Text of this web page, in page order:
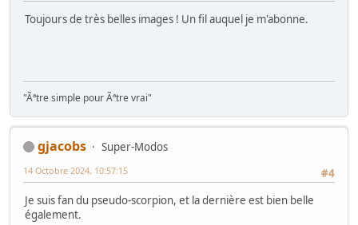
Toujours de très belles images ! Un fil auquel je m'abonne.
"Ãªtre simple pour Ãªtre vrai"
gjacobs
Super-Modos
#4
14 Octobre 2024, 10:57:15
Je suis fan du pseudo-scorpion, et la dernière est bien belle
également.